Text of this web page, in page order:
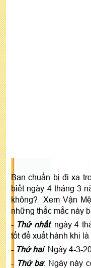
Bạn chuẩn bị đi xa
biết ngày 4 tháng 3
không? Xem Vận
những thắc mắc này
- Thứ nhất: ngày 4
tốt để xuất hành khi
- Thứ hai: Ngày 4-3-
- Thứ ba: Ngày này